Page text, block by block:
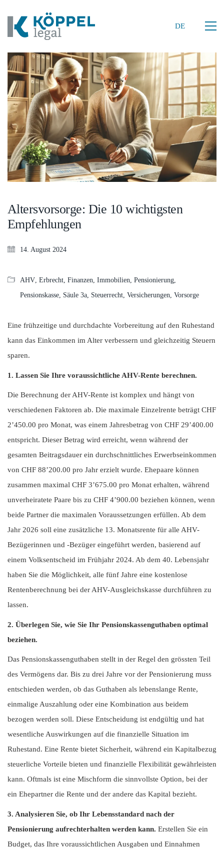
DE
DE
Altersvorsorge: Die 10 wichtigsten
Empfehlungen
14. August 2024
AHV, Erbrecht, Finanzen, Immobilien, Pensionierung,
Pensionskasse, Säule 3a, Steuerrecht, Versicherungen, Vorsorge
Eine frühzeitige und durchdachte Vorbereitung auf den Ruhestand
kann das Einkommen im Alter verbessern und gleichzeitig Steuern
sparen.
1. Lassen Sie Ihre voraussichtliche AHV-Rente berechnen.
Die Berechnung der AHV-Rente ist komplex und hängt von
verschiedenen Faktoren ab. Die maximale Einzelrente beträgt CHF
2’450.00 pro Monat, was einem Jahresbetrag von CHF 29’400.00
entspricht. Dieser Betrag wird erreicht, wenn während der
gesamten Beitragsdauer ein durchschnittliches Erwerbseinkommen
von CHF 88’200.00 pro Jahr erzielt wurde. Ehepaare können
zusammen maximal CHF 3’675.00 pro Monat erhalten, während
unverheiratete Paare bis zu CHF 4’900.00 beziehen können, wenn
beide Partner die maximalen Voraussetzungen erfüllen. Ab dem
Jahr 2026 soll eine zusätzliche 13. Monatsrente für alle AHV-
Bezügerinnen und -Bezüger eingeführt werden, basierend auf
einem Volksentscheid im Frühjahr 2024. Ab dem 40. Lebensjahr
haben Sie die Möglichkeit, alle fünf Jahre eine kostenlose
Rentenberechnung bei der AHV-Ausgleichskasse durchführen zu
lassen.
2. Überlegen Sie, wie Sie Ihr Pensionskassenguthaben optimal
beziehen.
Das Pensionskassenguthaben stellt in der Regel den grössten Teil
des Vermögens dar. Bis zu drei Jahre vor der Pensionierung muss
entschieden werden, ob das Guthaben als lebenslange Rente,
einmalige Auszahlung oder eine Kombination aus beidem
bezogen werden soll. Diese Entscheidung ist endgültig und hat
wesentliche Auswirkungen auf die finanzielle Situation im
Ruhestand. Eine Rente bietet Sicherheit, während ein Kapitalbezug
steuerliche Vorteile bieten und finanzielle Flexibilität gewährleisten
kann. Oftmals ist eine Mischform die sinnvollste Option, bei der
ein Ehepartner die Rente und der andere das Kapital bezieht.
3. Analysieren Sie, ob Ihr Lebensstandard nach der
Pensionierung aufrechterhalten werden kann. Erstellen Sie ein
Budget, das Ihre voraussichtlichen Ausgaben und Einnahmen